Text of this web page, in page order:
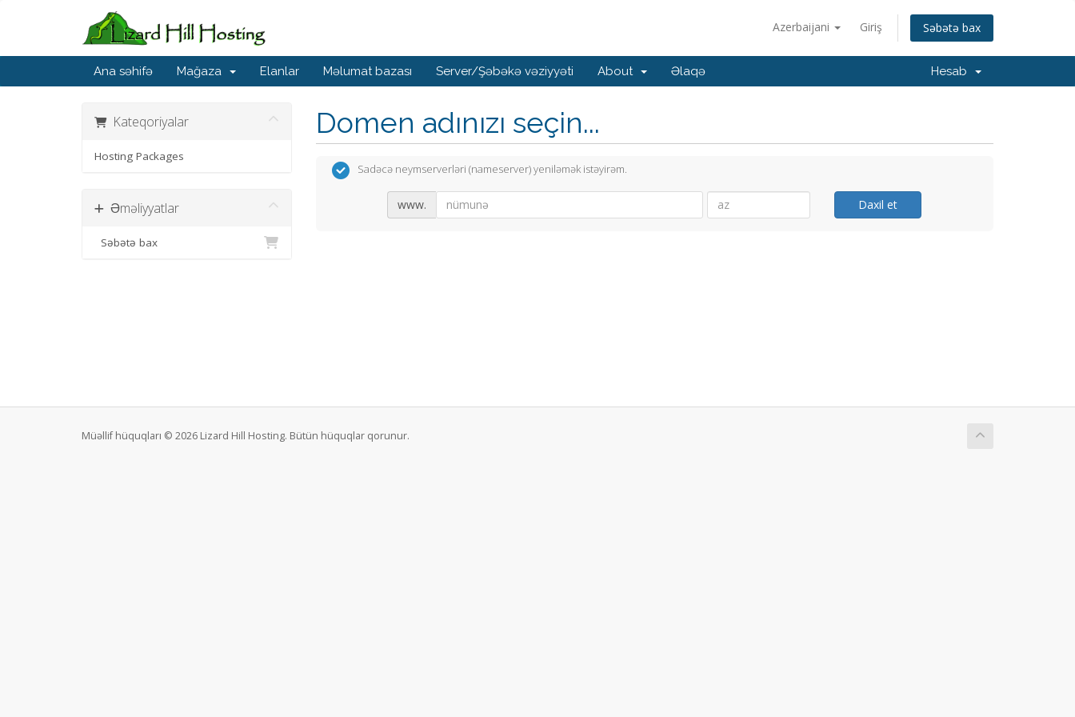
Azerbaijani Giriş Səbətə bax
Ana səhifə Mağaza Elanlar Məlumat bazası Server/Şəbəkə vəziyyəti About Əlaqə Hesab
Kateqoriyalar
Hosting Packages
Əməliyyatlar
Səbətə bax
Domen adınızı seçin...
Sadəcə neymserverləri (nameserver) yeniləmək istəyirəm.
www. Daxil et
Müəllif hüquqları © 2026 Lizard Hill Hosting. Bütün hüquqlar qorunur.